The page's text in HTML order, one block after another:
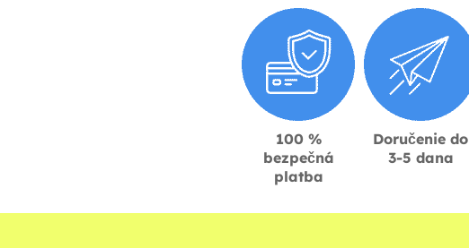
100 %
bezpečná
platba
Doručenie do
3-5 dana